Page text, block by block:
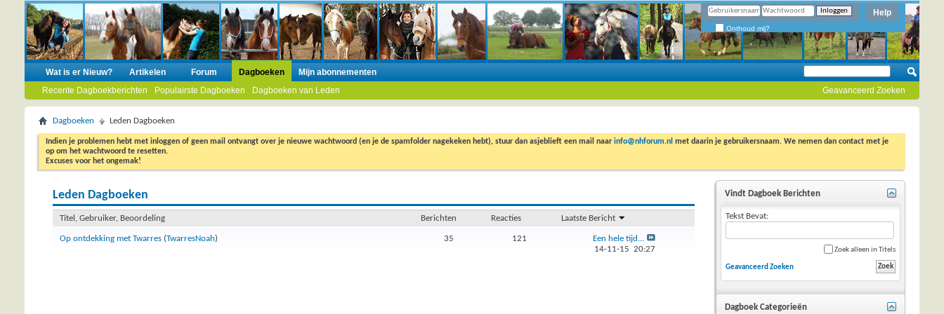
Help
Onthoud mij?
Wat is er Nieuw? Artikelen Forum
Dagboeken
Recente Dagboekberichten
Populairste Dagboeken Dagboeken van Leden
Mijn abonnementen
Geavanceerd Zoeken
Dagboeken Leden Dagboeken
Indien je problemen hebt met inloggen of geen mail ontvangt over je nieuwe wachtwoord (en je de spamfolder nagekeken hebt), stuur dan asjeblieft een mail naar info@nhforum.nl met daarin je gebruikersnaam. We nemen dan contact met je
op om het wachtwoord te resetten.
Excuses voor het ongemak!
Leden Dagboeken
Titel, Gebruiker, Beoordeling Berichten Reacties Laatste Bericht
Op ontdekking met Twarres (TwarresNoah) 35 121
Een hele tijd...
14-11-15 20:27
Vindt Dagboek Berichten
Tekst Bevat:
Zoek alleen in Titels
Geavanceerd Zoeken
Dagboek Categorieën